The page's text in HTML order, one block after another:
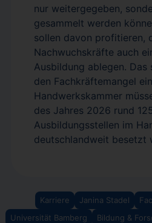
nur weitergegeben,
gesammelt werden
sollen davon profitieren,
Nachwuchskräfte auch
Ausbildung ablegen.
den Fachkräftemangel
Handwerkskammer
des Jahres 2026 rund
Ausbildungsstellen im
deutschlandweit besetzt
Karriere Janina Stadel
Universität Bamberg
Bildung &